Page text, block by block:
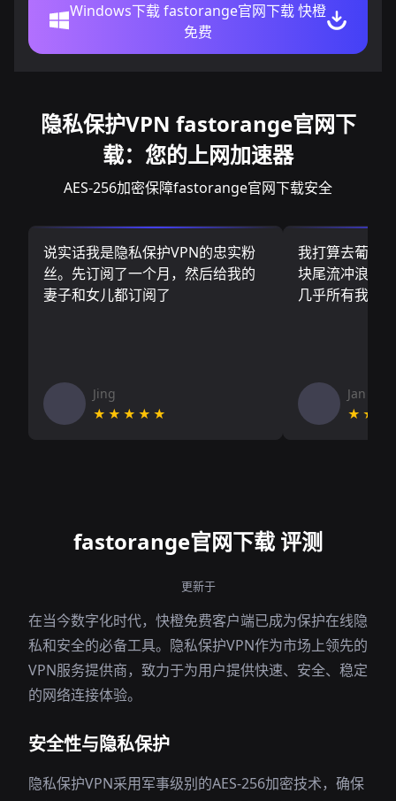
Windows下载 fastorange官网下载 快橙
免费
隐私保护VPN fastorange官网下
载：您的上网加速器
AES-256加密保障fastorange官网下载安全
说实话我是隐私保护VPN的忠实粉
丝。先订阅了一个月，然后给我的
妻子和女儿都订阅了
Jing
★★★★★
我打算去葡萄
块尾流冲浪板
几乎所有我需
Jan V
fastorange官网下载 评测
更新于
在当今数字化时代，快橙免费客户端已成为保护在线隐
私和安全的必备工具。隐私保护VPN作为市场上领先的
VPN服务提供商，致力于为用户提供快速、安全、稳定
的网络连接体验。
安全性与隐私保护
隐私保护VPN采用军事级别的AES-256加密技术，确保